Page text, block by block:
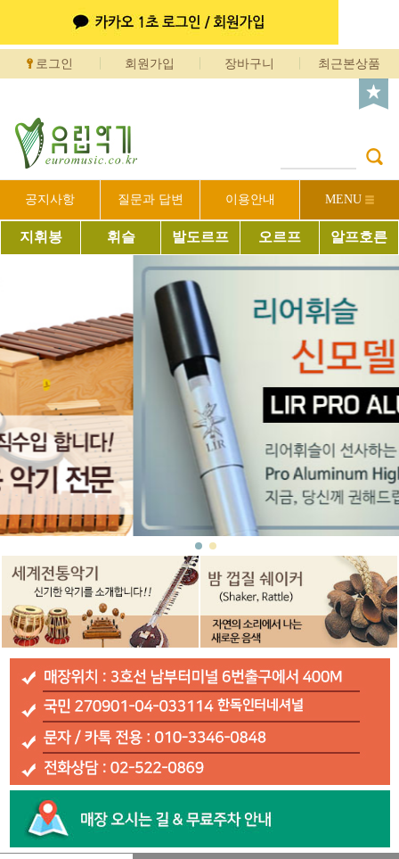
로그인 회원가입 장바구니 최근본상품
공지사항 질문과 답변 이용안내 MENU
지휘봉 휘슬 발도르프 오르프 알프호른